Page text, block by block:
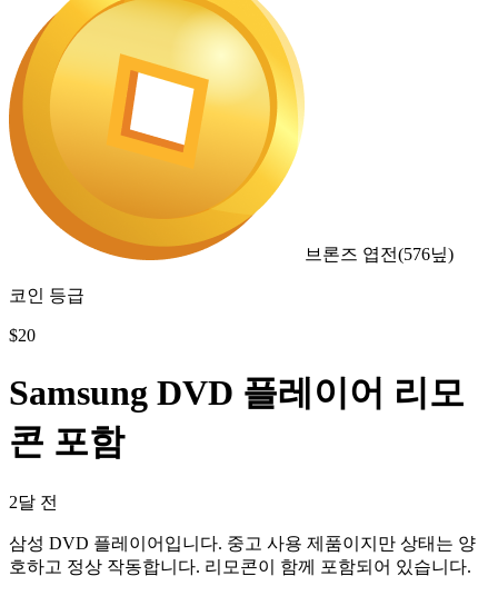
브론즈 엽전(576닢)
코인 등급
$20
Samsung DVD 플레이어 리모
콘 포함
2달 전
삼성 DVD 플레이어입니다. 중고 사용 제품이지만 상태는 양
호하고 정상 작동합니다. 리모콘이 함께 포함되어 있습니다.